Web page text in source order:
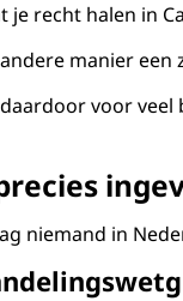
je recht halen in
manier
voor
niemand in